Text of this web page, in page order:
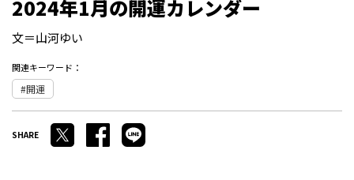
2024年1月の開運カレンダー
文＝山河ゆい
関連キーワード：
開運